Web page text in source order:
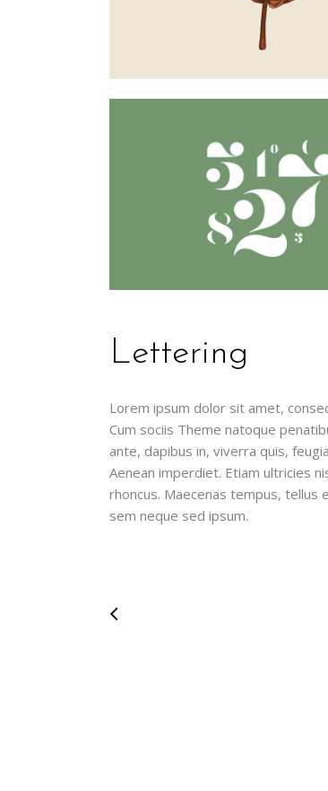
Lettering
Lorem ipsum dolor sit amet,
Cum sociis Theme natoque
ante, dapibus in, viverra quis,
Aenean imperdiet. Etiam ultricies
rhoncus. Maecenas tempus, tellus
sem neque sed ipsum.